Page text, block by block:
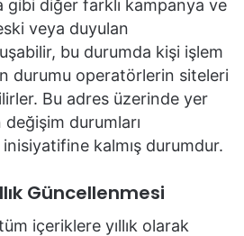
gibi diğer farklı kampanya ve
veya duyulan
bu durumda kişi işlem
durumu operatörlerin siteleri
Bu adres üzerinde yer
durumları
kalmış durumdur.
Güncellenmesi
içeriklere yıllık olarak